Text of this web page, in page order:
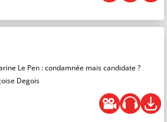
Le Pen : condamnée mais candidate ?
Degois